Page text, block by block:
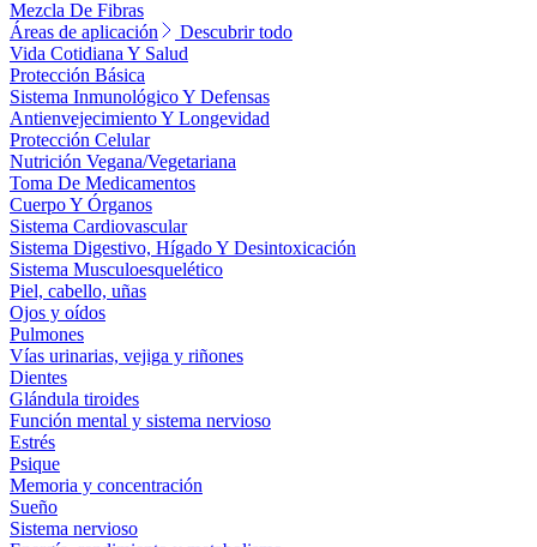
Mezcla De Fibras
Áreas de aplicación
Descubrir todo
Vida Cotidiana Y Salud
Protección Básica
Sistema Inmunológico Y Defensas
Antienvejecimiento Y Longevidad
Protección Celular
Nutrición Vegana/Vegetariana
Toma De Medicamentos
Cuerpo Y Órganos
Sistema Cardiovascular
Sistema Digestivo, Hígado Y Desintoxicación
Sistema Musculoesquelético
Piel, cabello, uñas
Ojos y oídos
Pulmones
Vías urinarias, vejiga y riñones
Dientes
Glándula tiroides
Función mental y sistema nervioso
Estrés
Psique
Memoria y concentración
Sueño
Sistema nervioso